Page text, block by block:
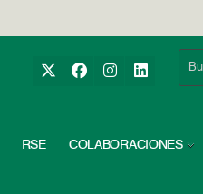
RSE COLABORACIONES